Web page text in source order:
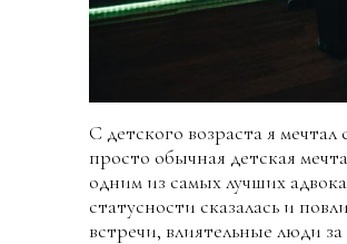
С детского возраста я
просто обычная детская
одним из самых лучших
статусности сказалась и
встречи, влиятельные люди